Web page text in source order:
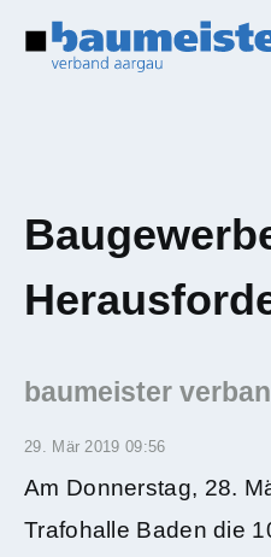
baumeister
29. Mär 2019 09:56
Am Donnerstag, 28.
Trafohalle Baden die